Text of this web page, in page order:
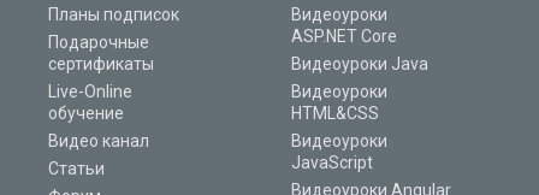
Планы подписок
Подарочные
сертификаты
Live-Online
обучение
Видео канал
Статьи
Видеоуроки
ASP.NET Core
Видеоуроки Java
Видеоуроки
HTML&CSS
Видеоуроки
JavaScript
Видеоуроки Angular